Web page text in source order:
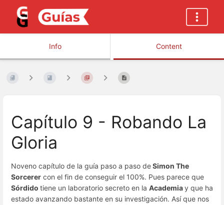
Info Content
Capítulo 9 - Robando La
Gloria
Noveno capítulo de la guía paso a paso deSimon The
Sorcerer con el fin de conseguir el 100%. Pues parece que
Sórdido tiene un laboratorio secreto en la Academiay que ha
estado avanzando bastante en su investigación. Así que nos